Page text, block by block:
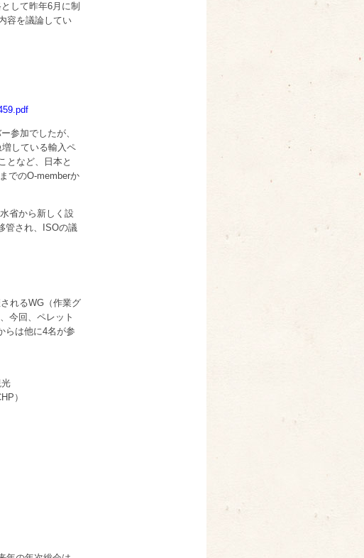
して昨年6月に制
容を議論してい
参加でしたが、
している輸入ペ
となど、日本と
でのO-memberか
省から新しく設
管され、ISOの議
れるWG（作業グ
今回、ペレット
らは他に4名が参
）